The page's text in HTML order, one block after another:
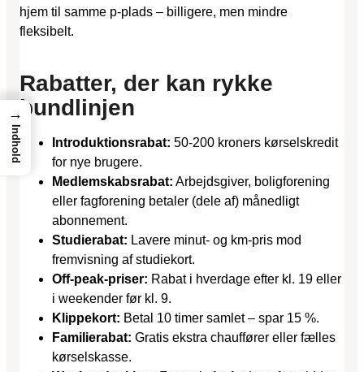
hjem til samme p-plads – billigere, men mindre
fleksibelt.
Rabatter, der kan rykke
bundlinjen
Introduktionsrabat: 50-200 kroners kørselskredit
for nye brugere.
Medlemskabsrabat: Arbejdsgiver, boligforening
eller fagforening betaler (dele af) månedligt
abonnement.
Studierabat: Lavere minut- og km-pris mod
fremvisning af studiekort.
Off-peak-priser: Rabat i hverdage efter kl. 19 eller
i weekender før kl. 9.
Klippekort: Betal 10 timer samlet – spar 15 %.
Familierabat: Gratis ekstra chauffører eller fælles
kørselskasse.
→
Indhold